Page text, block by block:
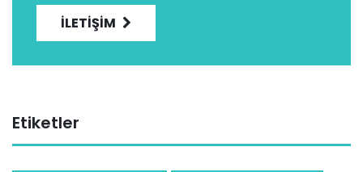
İLETIŞIM
Etiketler